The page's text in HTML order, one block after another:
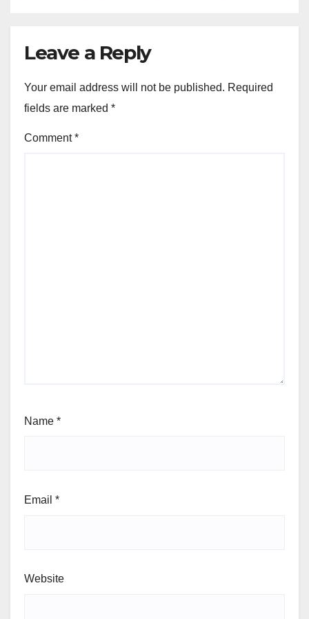
Leave a Reply
Your email address will not be published. Required
fields are marked *
Comment*
Name *
Email *
Website